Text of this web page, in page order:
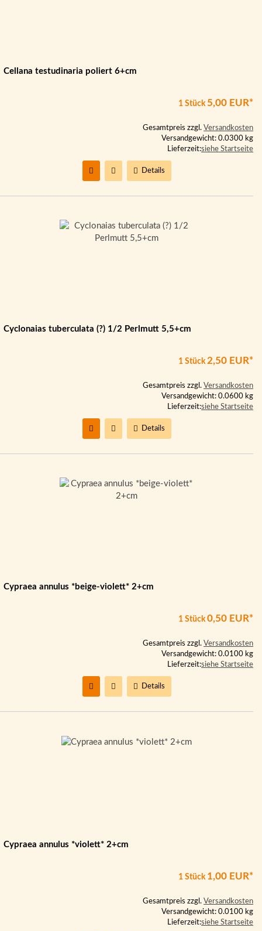
Cellana testudinaria poliert 6+cm
1 Stück 5,00 EUR*
Gesamtpreis zzgl. Versandkosten
Versandgewicht: 0.0300 kg
Lieferzeit:siehe Startseite
Details
Cyclonaias tuberculata (?) 1/2 Perlmutt 5,5+cm
1 Stück 2,50 EUR*
Gesamtpreis zzgl. Versandkosten
Versandgewicht: 0.0600 kg
Lieferzeit:siehe Startseite
Details
Cypraea annulus *beige-violett* 2+cm
1 Stück0,50 EUR*
Gesamtpreis zzgl. Versandkosten
Versandgewicht: 0.0100 kg
Lieferzeit:siehe Startseite
Details
Cypraea annulus *violett* 2+cm
1 Stück 1,00 EUR*
Gesamtpreis zzgl. Versandkosten
Versandgewicht: 0.0100 kg
Lieferzeit:siehe Startseite